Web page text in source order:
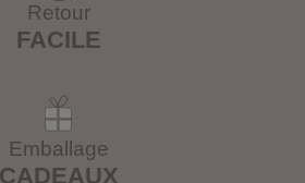
Retour
FACILE
Emballage
CADEAUX